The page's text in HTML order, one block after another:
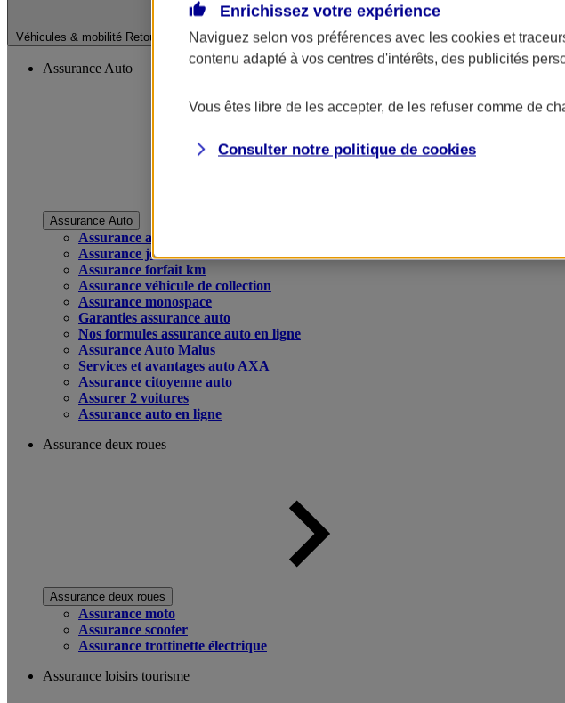
Véhicules & mobilité Retour à la section précédente
Fermer le menu principal
Assurance Auto
Assurance Auto
Assurance auto
Assurance jeune conducteur
Assurance forfait km
Assurance véhicule de collection
Assurance monospace
Garanties assurance auto
Nos formules assurance auto en ligne
Assurance Auto Malus
Services et avantages auto AXA
Assurance citoyenne auto
Assurer 2 voitures
Assurance auto en ligne
Assurance deux roues
Assurance deux roues
Assurance moto
Assurance scooter
Assurance trottinette électrique
Assurance loisirs tourisme
Enrichissez votre expérience
Naviguez selon vos préférences avec les cookies et
contenu adapté à vos centres d'intérêts, des publicités
Vous êtes libre de les accepter, de les refuser comme de
Consulter notre politique de cookies